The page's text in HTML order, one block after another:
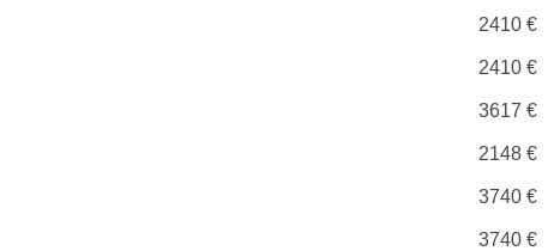
2410 €
2410 €
3617 €
2148 €
3740 €
3740 €